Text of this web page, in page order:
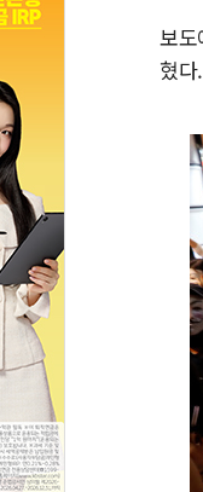
보
혔다.